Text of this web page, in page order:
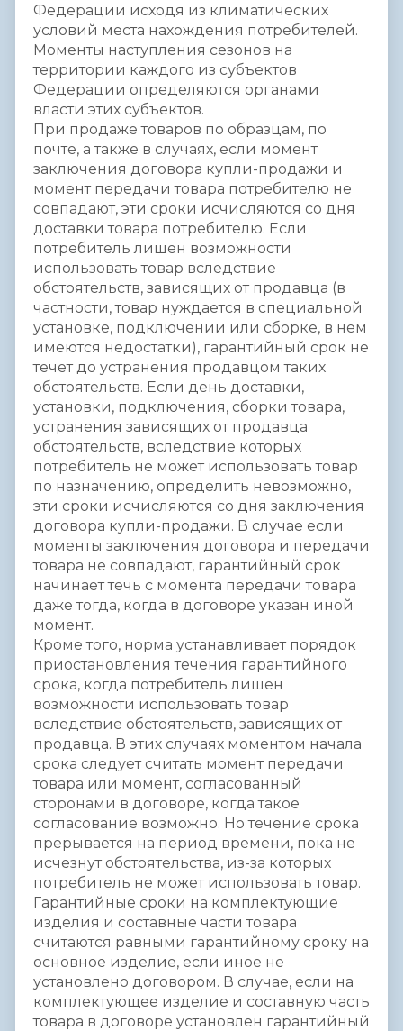
Федерации исходя из климатических
условий места нахождения потребителей.
Моменты наступления сезонов на
территории каждого из субъектов
Федерации определяются органами
власти этих субъектов.
При продаже товаров по образцам, по
почте, а также в случаях, если момент
заключения договора купли-продажи и
момент передачи товара потребителю не
совпадают, эти сроки исчисляются со дня
доставки товара потребителю. Если
потребитель лишен возможности
использовать товар вследствие
обстоятельств, зависящих от продавца (в
частности, товар нуждается в специальной
установке, подключении или сборке, в нем
имеются недостатки), гарантийный срок не
течет до устранения продавцом таких
обстоятельств. Если день доставки,
установки, подключения, сборки товара,
устранения зависящих от продавца
обстоятельств, вследствие которых
потребитель не может использовать товар
по назначению, определить невозможно,
эти сроки исчисляются со дня заключения
договора купли-продажи. В случае если
моменты заключения договора и передачи
товара не совпадают, гарантийный срок
начинает течь с момента передачи товара
даже тогда, когда в договоре указан иной
момент.
Кроме того, норма устанавливает порядок
приостановления течения гарантийного
срока, когда потребитель лишен
возможности использовать товар
вследствие обстоятельств, зависящих от
продавца. В этих случаях моментом начала
срока следует считать момент передачи
товара или момент, согласованный
сторонами в договоре, когда такое
согласование возможно. Но течение срока
прерывается на период времени, пока не
исчезнут обстоятельства, из-за которых
потребитель не может использовать товар.
Гарантийные сроки на комплектующие
изделия и составные части товара
считаются равными гарантийному сроку на
основное изделие, если иное не
установлено договором. В случае, если на
комплектующее изделие и составную часть
товара в договоре установлен гарантийный